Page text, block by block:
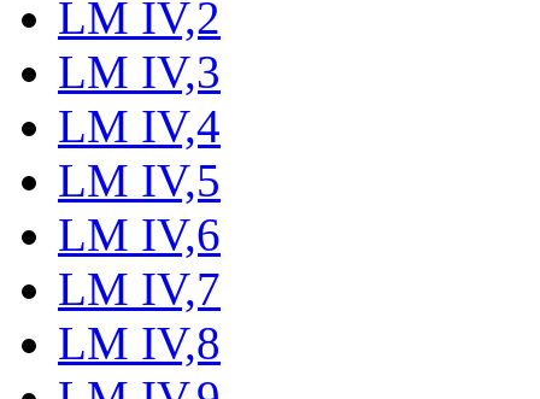
LM IV,2
LM IV,3
LM IV,4
LM IV,5
LM IV,6
LM IV,7
LM IV,8